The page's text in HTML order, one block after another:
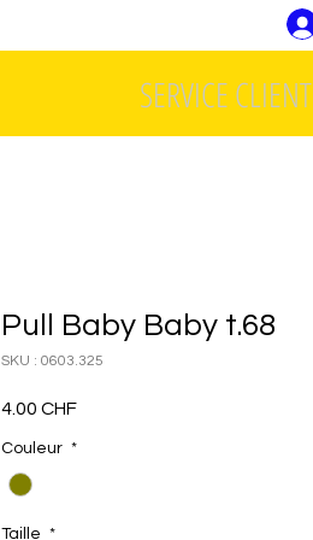
SERVICE CLIENT
Pull Baby Baby t.68
SKU : 0603.325
4.00 CHFPrix
Couleur *
Taille *